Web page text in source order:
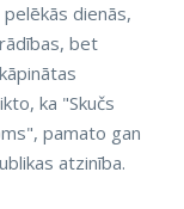
dienās,
bet
ka "Skučs
pamato gan
atzinība.